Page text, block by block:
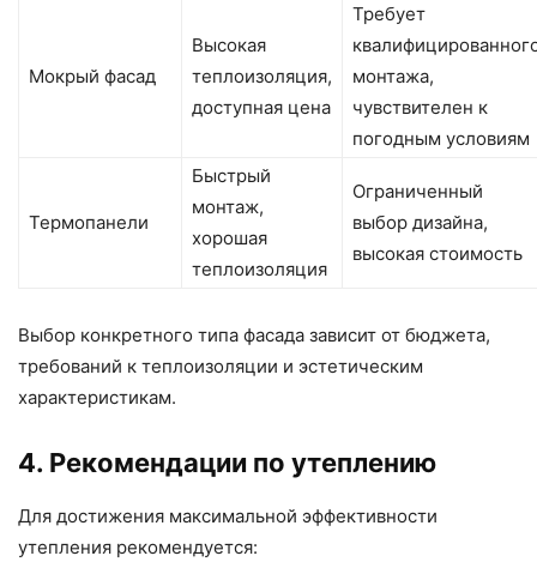
Мокрый фасад
Высокая
теплоизоляция,
доступная цена
Требует
монтажа,
чувствителен к
погодным условиям
Термопанели
Быстрый
монтаж,
хорошая
теплоизоляция
Ограниченный
выбор дизайна,
высокая стоимость
Выбор конкретного типа фасада зависит от бюджета,
требований к теплоизоляции и эстетическим
характеристикам.
4. Рекомендации по утеплению
Для достижения максимальной эффективности
утепления рекомендуется: